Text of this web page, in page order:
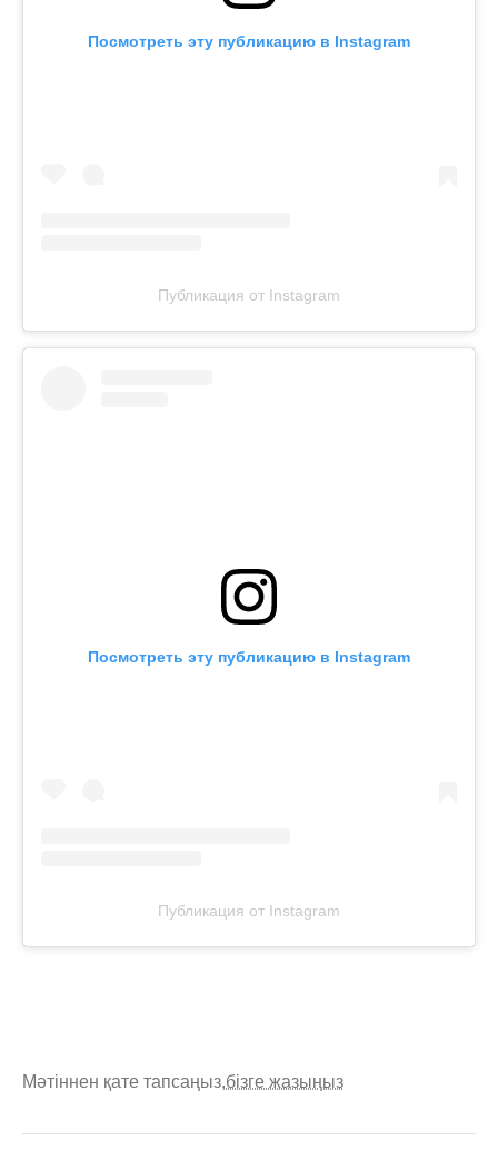
Посмотреть эту публикацию в Instagram
Публикация от Instagram
Посмотреть эту публикацию в Instagram
Публикация от Instagram
Мәтіннен қате тапсаңыз,бізге жазыңыз